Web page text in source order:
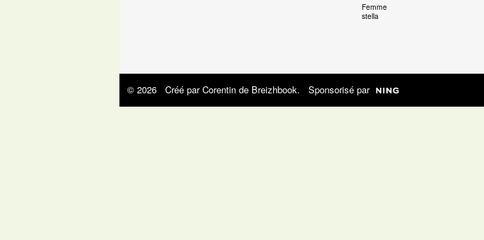
Femme
stella
© 2026 Créé parCorentin de Breizhbook. Sponsorisé par